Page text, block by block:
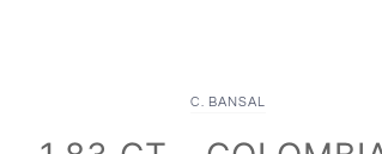
C. BANSAL